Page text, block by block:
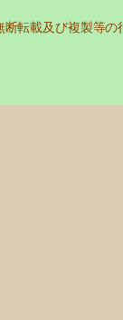
転載及び複製等の